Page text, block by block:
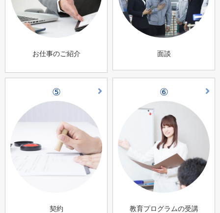
お仕事のご紹介 面談
⑤
契約
⑥
教育プログラムの受講